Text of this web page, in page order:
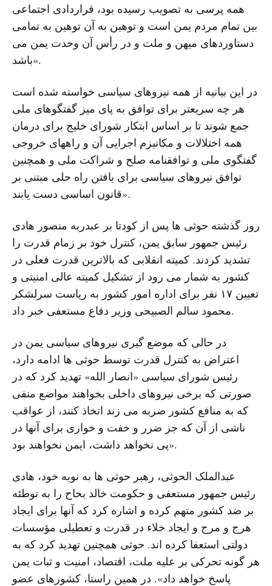
همه پرسی به تصویب رسیده بود، قراردادی اجتماعی
بین تمام مردم یمن است و توهین به آن توهین به تمامی
دستاوردهای میهن و ملت و در رأس آن وحدت یمن می
باشد».
در این بیانیه از همه نیروهای سیاسی خواسته شده است
هر چه سریعتر برای توافق به پای میز گفتگوهای ملی
جمع شوند تا بر اساس ابتکار شورای خلیج برای درمان
همه اختلالات و مکانیزم اجرایی آن و راههای خروجی
گفتگوی ملی و توافقنامه صلح و شراکت ملی و همچنین
توافق نیروهای سیاسی برای یافتن راه حلی مبتنی بر
قانون اساسی دست یابند».
روز گذشته حوثی ها پس از کودتا بر عبدربه منصور هادی
رئیس جمهور سابق یمن، کنترل خود بر زمام قدرت را
تشدید کردند. کمیته انقلابی که بالاترین قدرت فعلی در
کشور به شمار می رود از تشکیل کمیته عالی امنیتی و
تعیین ۱۷ نفر برای اداره امور کشور به ریاست سرلشکر
محمود سالم الصبیحی وزیر دفاع مستعفی خبر داد.
در حالی که موضع گیری نیروهای سیاسی یمن در
اعتراض به کنترل قدرت توسط حوثی ها ادامه دارد،
رئیس شورای سیاسی «انصار الله» تهدید کرد که در
صورتی که برخی نیروهای داخلی بخواهند مواضع منفی
که به منافع کشور ضربه می زند اتخاذ کنند، از عواقب
ناشی از آن که جز ضرر و خفت و خواری برای آنها در
پی نخواهد داشت، ایمن نخواهند بود».
عبدالملک الحوثی، رهبر حوثی ها به نوبه خود، هادی
رئیس جمهور مستعفی و حکومت خالد بحاح را به توطئه
بر ضد کشور متهم کرده و اشاره کرد که آنها برای ایجاد
هرج و مرج و ایجاد خلاء در قدرت و تعطیلی مؤسسات
دولتی استعفا کرده اند. حوثی همچنین تهدید کرد که به
هر گونه تحرکی بر علیه ملت، اقتصاد، امنیت و ثبات یمن
پاسخ خواهد داد». در همین راستا، کشورهای عضو